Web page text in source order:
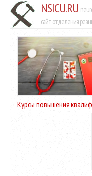
NSICU.RU
сайт отделения
Курсы повышения